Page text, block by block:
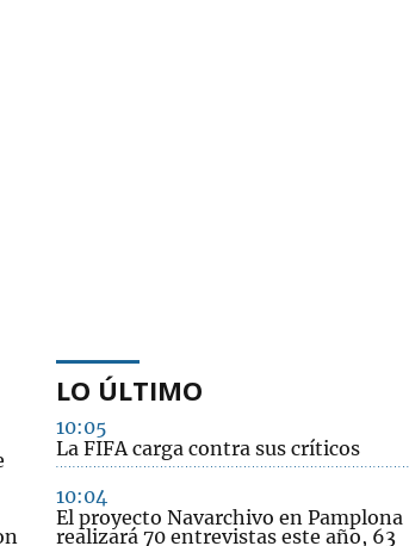
LO ÚLTIMO
10:05
La FIFA carga contra sus críticos
10:04
El proyecto Navarchivo en Pamplona
realizará 70 entrevistas este año, 63